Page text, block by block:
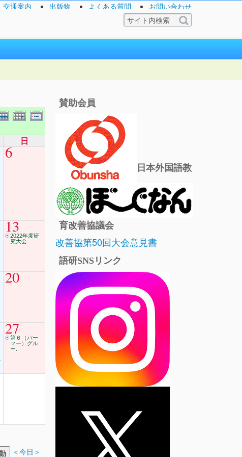
交通案内 出版物 よくある質問 お問い合わせ
日
6
13
2022年度研
究大会
20
27
第６（パー
マー）グル
ー..
＜今日＞
賛助会員
日本外国語教
育改善協議会
改善協第50回大会意見書
語研SNSリンク